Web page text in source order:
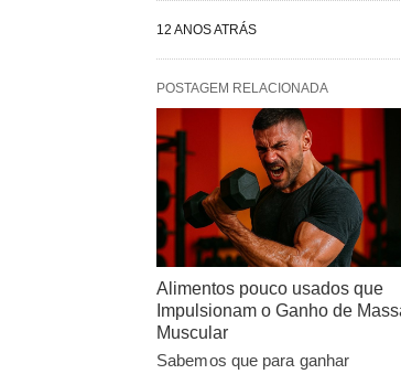
12 ANOS ATRÁS
POSTAGEM RELACIONADA
Alimentos pouco usados que
Impulsionam o Ganho de
Muscular
Sabemos que para ganhar